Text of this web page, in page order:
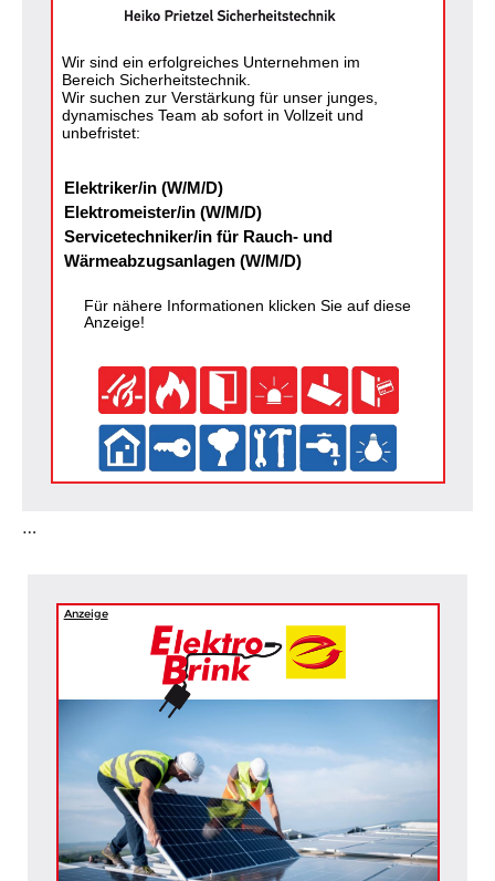
Wir sind ein erfolgreiches Unternehmen im
Bereich Sicherheitstechnik.
Wir suchen zur Verstärkung für unser junges,
dynamisches Team ab sofort in Vollzeit und
unbefristet:
Elektriker/in (W/M/D)
Elektromeister/in (W/M/D)
Servicetechniker/in für Rauch- und
Wärmeabzugsanlagen (W/M/D)
Für nähere Informationen klicken Sie auf diese
Anzeige!
…
Anzeige